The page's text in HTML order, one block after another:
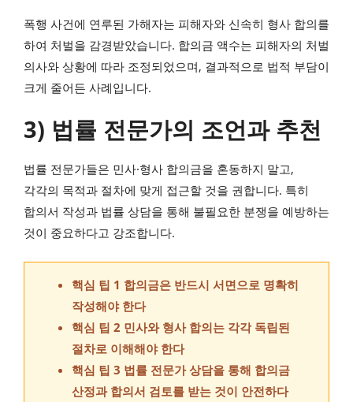
폭행 사건에 연루된 가해자는 피해자와 신속히 형사 합의를
하여 처벌을 감경받았습니다. 합의금 액수는 피해자의 처벌
의사와 상황에 따라 조정되었으며, 결과적으로 법적 부담이
크게 줄어든 사례입니다.
3) 법률 전문가의 조언과 추천
법률 전문가들은 민사·형사 합의금을 혼동하지 말고,
각각의 목적과 절차에 맞게 접근할 것을 권합니다. 특히
합의서 작성과 법률 상담을 통해 불필요한 분쟁을 예방하는
것이 중요하다고 강조합니다.
핵심 팁 1 합의금은 반드시 서면으로 명확히
작성해야 한다
핵심 팁 2 민사와 형사 합의는 각각 독립된
절차로 이해해야 한다
핵심 팁 3 법률 전문가 상담을 통해 합의금
산정과 합의서 검토를 받는 것이 안전하다